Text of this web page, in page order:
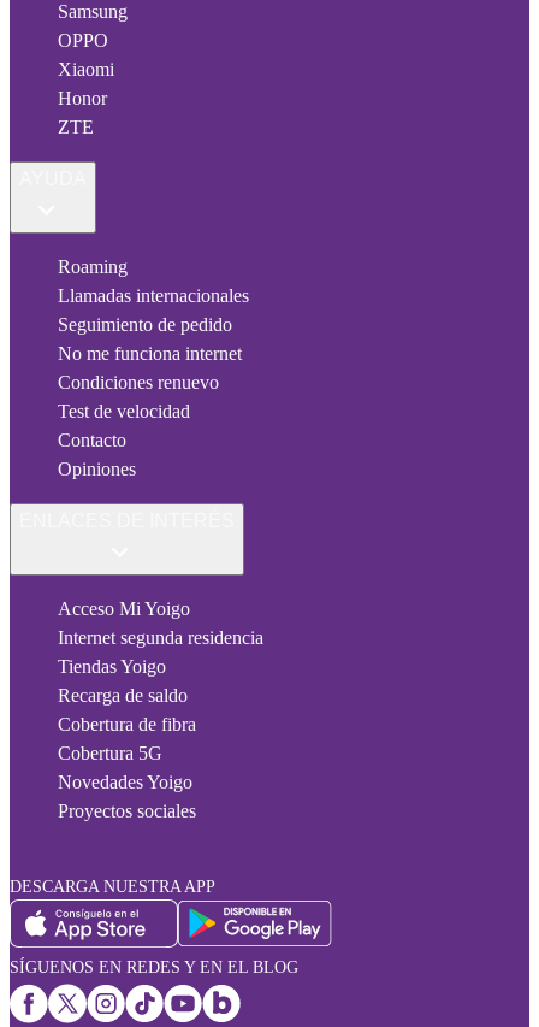
Samsung
OPPO
Xiaomi
Honor
ZTE
Roaming
Llamadas internacionales
Seguimiento de pedido
No me funciona internet
Condiciones renuevo
Test de velocidad
Contacto
Opiniones
Acceso Mi Yoigo
Internet segunda residencia
Tiendas Yoigo
Recarga de saldo
Cobertura de fibra
Cobertura 5G
Novedades Yoigo
Proyectos sociales
DESCARGA NUESTRA APP
SÍGUENOS EN REDES Y EN EL BLOG